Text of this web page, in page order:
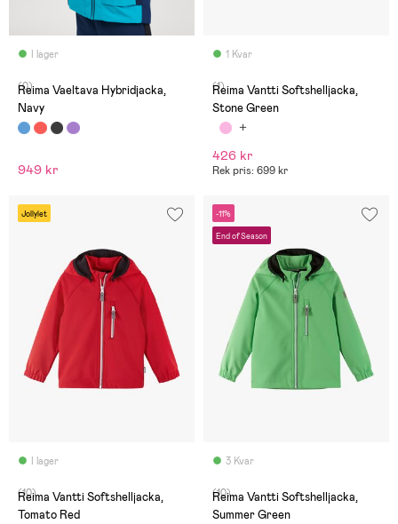
I lager
(0)
Reima Vaeltava Hybridjacka,
Navy
949 kr
1 Kvar
(1)
Reima Vantti Softshelljacka,
Stone Green
426 kr
Rek pris: 699 kr
Jollylet
I lager
(10)
Reima Vantti Softshelljacka,
Tomato Red
-11%
End of Season
3 Kvar
(10)
Reima Vantti Softshelljacka,
Summer Green